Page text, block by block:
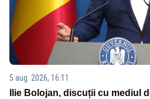
5 aug. 2026, 16:11
Ilie Bolojan, discuții cu mediul